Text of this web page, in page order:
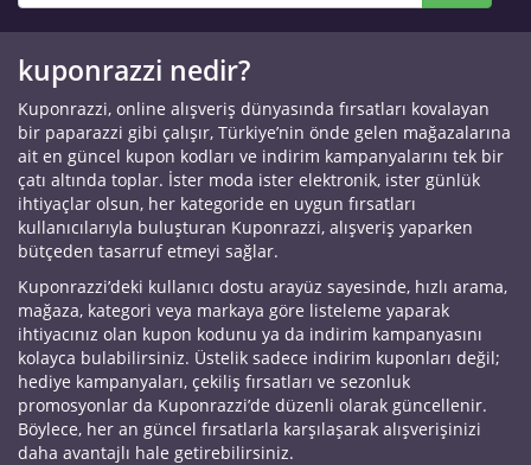
kuponrazzi nedir?
Kuponrazzi, online alışveriş dünyasında fırsatları kovalayan
bir paparazzi gibi çalışır, Türkiye’nin önde gelen mağazalarına
ait en güncel kupon kodları ve indirim kampanyalarını tek bir
çatı altında toplar. İster moda ister elektronik, ister günlük
ihtiyaçlar olsun, her kategoride en uygun fırsatları
kullanıcılarıyla buluşturan Kuponrazzi, alışveriş yaparken
bütçeden tasarruf etmeyi sağlar.
Kuponrazzi’deki kullanıcı dostu arayüz sayesinde, hızlı arama,
mağaza, kategori veya markaya göre listeleme yaparak
ihtiyacınız olan kupon kodunu ya da indirim kampanyasını
kolayca bulabilirsiniz. Üstelik sadece indirim kuponları değil;
hediye kampanyaları, çekiliş fırsatları ve sezonluk
promosyonlar da Kuponrazzi’de düzenli olarak güncellenir.
Böylece, her an güncel fırsatlarla karşılaşarak alışverişinizi
daha avantajlı hale getirebilirsiniz.